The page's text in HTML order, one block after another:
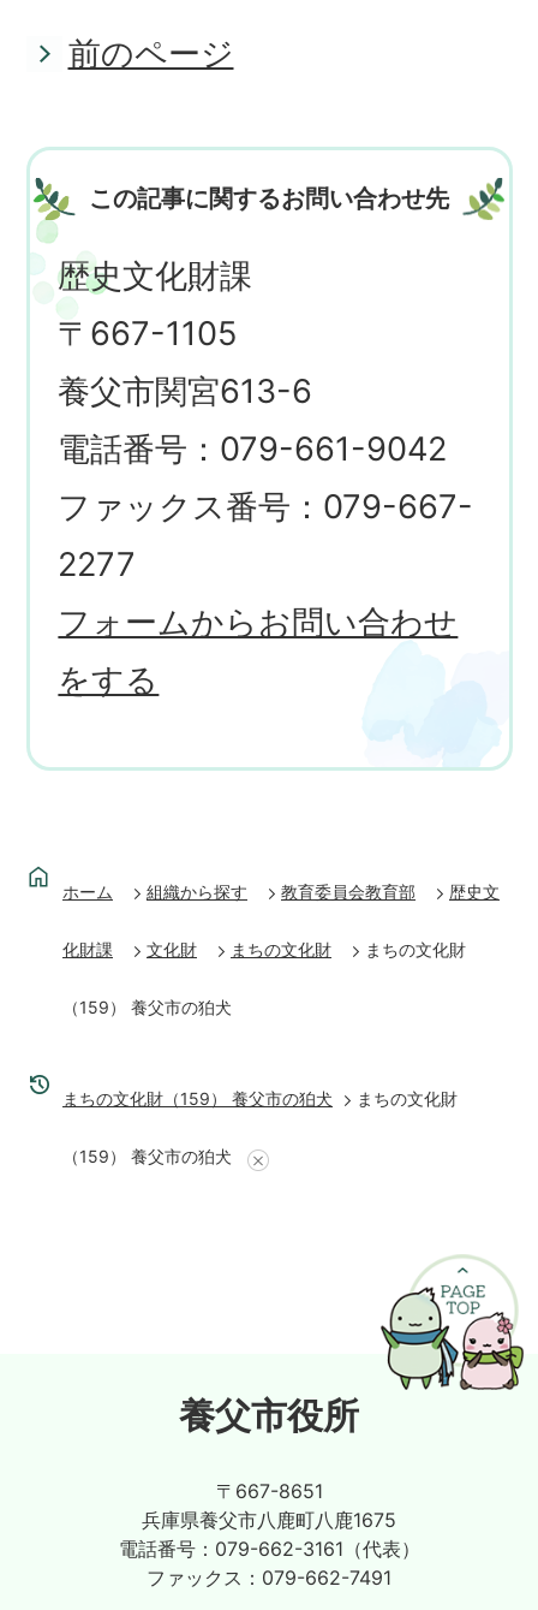
前のページ
この記事に関するお問い合わせ先
歴史文化財課
〒667-1105
養父市関宮613-6
電話番号：079-661-9042
ファックス番号：079-667-
2277
フォームからお問い合わせ
をする
ホーム 組織から探す 教育委員会教育部 歴史文
化財課 文化財 まちの文化財 まちの文化財
（159） 養父市の狛犬
まちの文化財（159） 養父市の狛犬 まちの文化財
（159） 養父市の狛犬
養父市役所
〒667-8651
兵庫県養父市八鹿町八鹿1675
電話番号： 079-662-3161（代表）
ファックス： 079-662-7491